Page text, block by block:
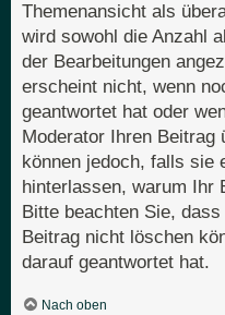
Themenansicht als
wird sowohl die Anzahl
der Bearbeitungen
erscheint nicht, wenn
geantwortet hat oder
Moderator Ihren Beitrag
können jedoch, falls sie
hinterlassen, warum Ihr
Bitte beachten Sie,
Beitrag nicht löschen
darauf geantwortet hat.
Nach oben